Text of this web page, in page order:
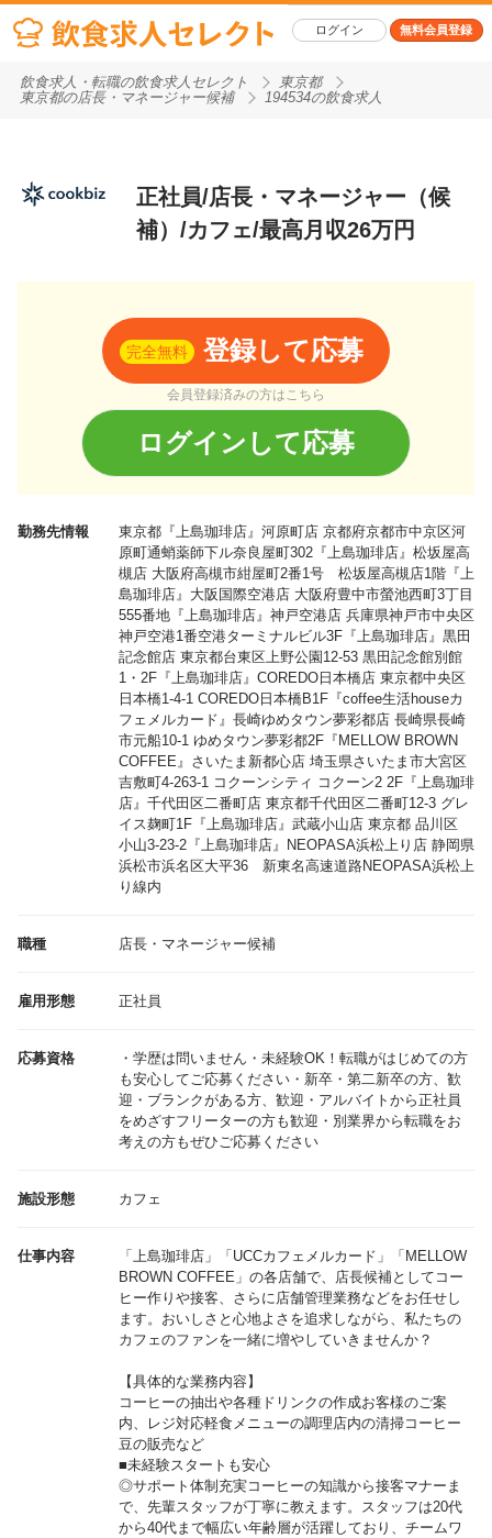
ログイン 無料会員登録
飲食求人・転職の飲食求人セレクト
東京都
東京都の店長・マネージャー候補
194534の飲食求人
正社員/店長・マネージャー（候
補）/カフェ/最高月収26万円
完全無料 登録して応募
会員登録済みの方はこちら
ログインして応募
勤務先情報 東京都『上島珈琲店』河原町店 京都府京都市中京区河
原町通蛸薬師下ル奈良屋町302『上島珈琲店』松坂屋高
槻店 大阪府高槻市紺屋町2番1号 松坂屋高槻店1階『上
島珈琲店』大阪国際空港店 大阪府豊中市螢池西町3丁目
555番地『上島珈琲店』神戸空港店 兵庫県神戸市中央区
神戸空港1番空港ターミナルビル3F『上島珈琲店』黒田
記念館店 東京都台東区上野公園12-53 黒田記念館別館
1・2F『上島珈琲店』COREDO日本橋店 東京都中央区
日本橋1-4-1 COREDO日本橋B1F『coffee生活houseカ
フェメルカード』長崎ゆめタウン夢彩都店 長崎県長崎
市元船10-1 ゆめタウン夢彩都2F『MELLOW BROWN
COFFEE』さいたま新都心店 埼玉県さいたま市大宮区
吉敷町4-263-1 コクーンシティ コクーン2 2F『上島珈琲
店』千代田区二番町店 東京都千代田区二番町12-3 グレ
イス麹町1F『上島珈琲店』武蔵小山店 東京都 品川区
小山3-23-2『上島珈琲店』NEOPASA浜松上り店 静岡県
浜松市浜名区大平36 新東名高速道路NEOPASA浜松上
り線内
職種 店長・マネージャー候補
雇用形態 正社員
応募資格
・学歴は問いません・未経験OK！転職がはじめての方
も安心してご応募ください・新卒・第二新卒の方、歓
迎・ブランクがある方、歓迎・アルバイトから正社員
をめざすフリーターの方も歓迎・別業界から転職をお
考えの方もぜひご応募ください
施設形態 カフェ
仕事内容
「上島珈琲店」「UCCカフェメルカード」「MELLOW
BROWN COFFEE」の各店舗で、店長候補としてコー
ヒー作りや接客、さらに店舗管理業務などをお任せし
ます。おいしさと心地よさを追求しながら、私たちの
カフェのファンを一緒に増やしていきませんか？
【具体的な業務内容】
コーヒーの抽出や各種ドリンクの作成お客様のご案
内、レジ対応軽食メニューの調理店内の清掃コーヒー
豆の販売など
■未経験スタートも安心
◎サポート体制充実コーヒーの知識から接客マナーま
で、先輩スタッフが丁寧に教えます。スタッフは20代
から40代まで幅広い年齢層が活躍しており、チームワ